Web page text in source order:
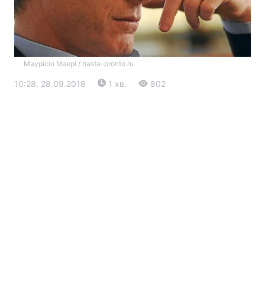
Маурісіо Макрі / hasta-pronto.ru
10:28, 28.09.2018 1 хв. 802